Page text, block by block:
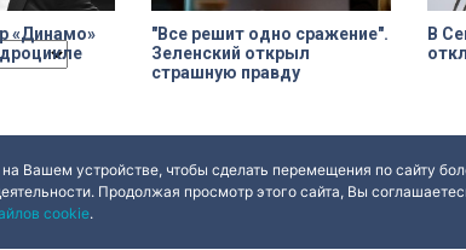
«Динамо»
"Все решит одно сражение".
Зеленский открыл
страшную правду
В
Вашем устройстве, чтобы сделать перемещения по сайту
Продолжая просмотр этого сайта, Вы
cookie.